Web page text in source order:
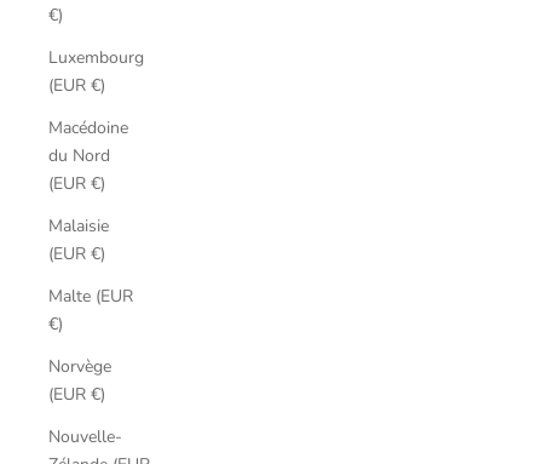
€)
Luxembourg
(EUR €)
Macédoine
du Nord
(EUR €)
Malaisie
(EUR €)
Malte (EUR
€)
Norvège
(EUR €)
Nouvelle-